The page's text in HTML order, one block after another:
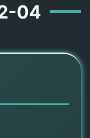
04